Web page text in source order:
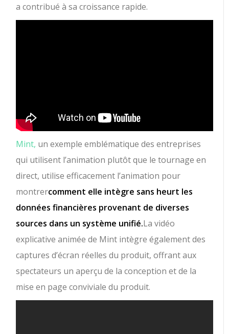
a contribué à sa croissance rapide.
Mint, un exemple emblématique des entreprises
qui utilisent l’animation plutôt que le tournage en
direct, utilise efficacement l’animation pour
montrercomment elle intègre sans heurt les
données financières provenant de diverses
sources dans un système unifié.La vidéo
explicative animée de Mint intègre également des
captures d’écran réelles du produit, offrant aux
spectateurs un aperçu de la conception et de la
mise en page conviviale du produit.